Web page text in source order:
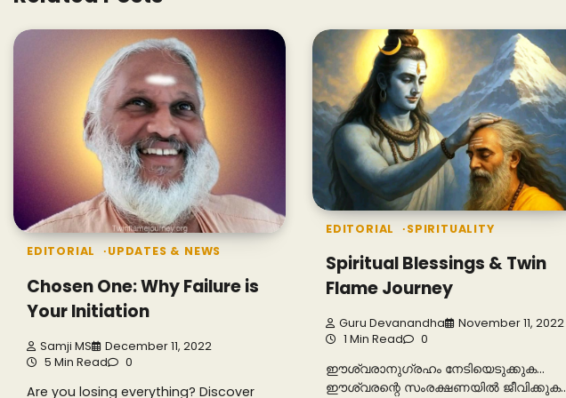
EDITORIAL UPDATES & NEWS
Chosen One: Why Failure is
Your Initiation
Samji MS
December 11, 2022
5 Min Read
0
Are you losing everything? Discover
EDITORIAL SPIRITUALITY
Spiritual Blessings & Twin
Flame Journey
Guru Devanandha
November 11, 2022
1 Min Read
0
ഈശ്വരാനുഗ്രഹം നേടിയെടുക്കുക…
ഈശ്വരന്റെ സംരക്ഷണയിൽ ജീവിക്കുക..